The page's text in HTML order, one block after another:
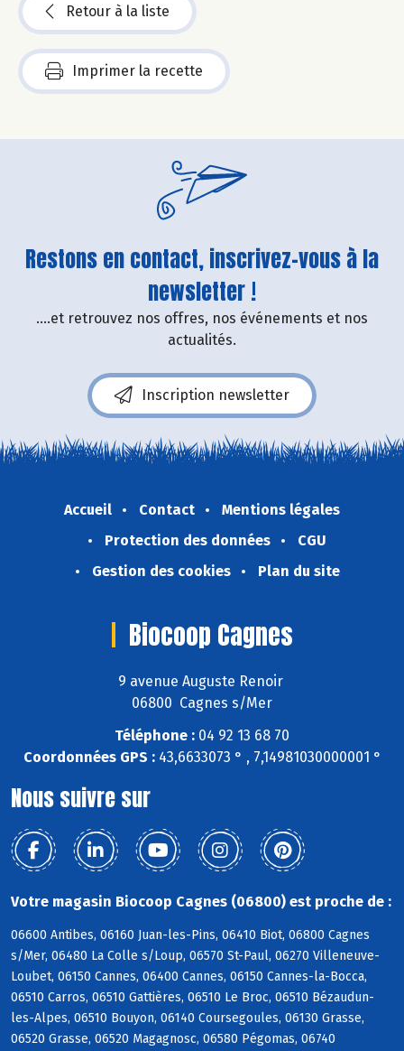
Retour à la liste
Imprimer la recette
Restons en contact, inscrivez-vous à la
newsletter !
....et retrouvez nos offres, nos événements et nos
actualités.
Inscription newsletter
Accueil Contact
Mentions légales
Protection des données
CGU
Gestion des cookies
Plan du site
Biocoop Cagnes
9 avenue Auguste Renoir
06800 Cagnes s/Mer
Téléphone : 04 92 13 68 70
Coordonnées GPS :43,6633073 ° , 7,14981030000001 °
Nous suivre sur
Votre magasin Biocoop Cagnes (06800) est proche de :
06600 Antibes, 06160 Juan-les-Pins, 06410 Biot, 06800 Cagnes
s/Mer, 06480 La Colle s/Loup, 06570 St-Paul, 06270 Villeneuve-
Loubet, 06150 Cannes, 06400 Cannes, 06150 Cannes-la-Bocca,
06510 Carros, 06510 Gattières, 06510 Le Broc, 06510 Bézaudun-
les-Alpes, 06510 Bouyon, 06140 Coursegoules, 06130 Grasse,
06520 Grasse, 06520 Magagnosc, 06580 Pégomas, 06740